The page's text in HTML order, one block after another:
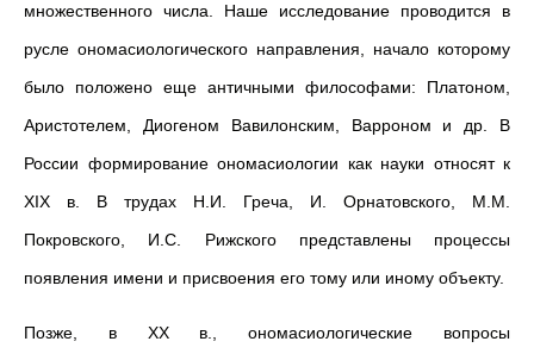
множественного числа. Наше исследование проводится в
русле ономасиологического направления, начало которому
было положено еще античными философами: Платоном,
Аристотелем, Диогеном Вавилонским, Варроном и др. В
России формирование ономасиологии как науки относят к
XIX в. В трудах Н.И. Греча, И. Орнатовского, М.М.
Покровского, И.С. Рижского представлены процессы
появления имени и присвоения его тому или иному объекту.
Позже, в XX в., ономасиологические вопросы